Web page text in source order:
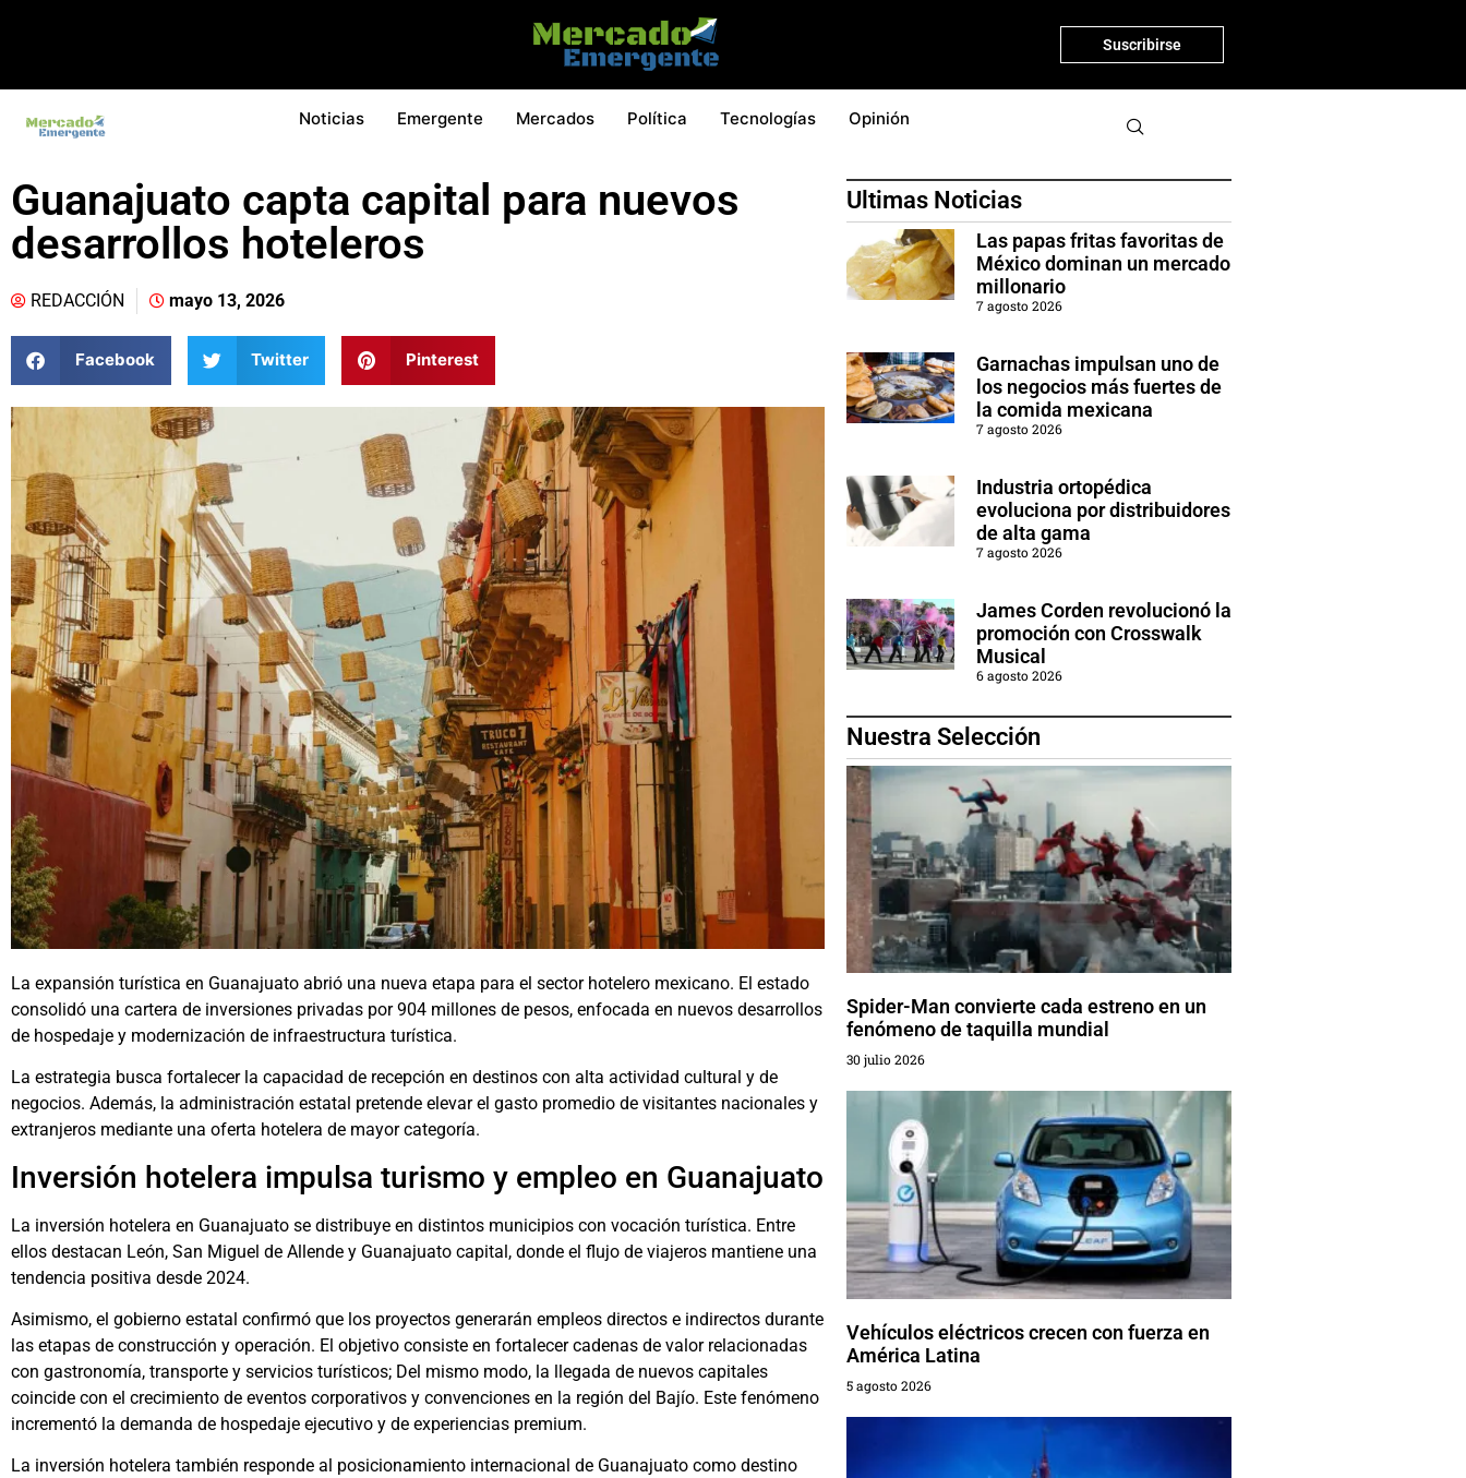
Suscribirse
Noticias Emergente Mercados Política Tecnologías Opinión
Guanajuato capta capital para nuevos
desarrollos hoteleros
REDACCIÓN mayo 13, 2026
Facebook Twitter Pinterest
La expansión turística en Guanajuato abrió una nueva etapa para el sector hotelero mexicano. El estado
consolidó una cartera de inversiones privadas por 904 millones de pesos, enfocada en nuevos desarrollos
de hospedaje y modernización de infraestructura turística.
La estrategia busca fortalecer la capacidad de recepción en destinos con alta actividad cultural y de
negocios. Además, la administración estatal pretende elevar el gasto promedio de visitantes nacionales y
extranjeros mediante una oferta hotelera de mayor categoría.
Inversión hotelera impulsa turismo y empleo en Guanajuato
La inversión hotelera en Guanajuato se distribuye en distintos municipios con vocación turística. Entre
ellos destacan León, San Miguel de Allende y Guanajuato capital, donde el flujo de viajeros mantiene una
tendencia positiva desde 2024.
Asimismo, el gobierno estatal confirmó que los proyectos generarán empleos directos e indirectos durante
las etapas de construcción y operación. El objetivo consiste en fortalecer cadenas de valor relacionadas
con gastronomía, transporte y servicios turísticos; Del mismo modo, la llegada de nuevos capitales
coincide con el crecimiento de eventos corporativos y convenciones en la región del Bajío. Este fenómeno
incrementó la demanda de hospedaje ejecutivo y de experiencias premium.
La inversión hotelera también responde al posicionamiento internacional de Guanajuato como destino
Ultimas Noticias
Las papas fritas favoritas de
México dominan un mercado
millonario
7 agosto 2026
Garnachas impulsan uno de
los negocios más fuertes de
la comida mexicana
7 agosto 2026
Industria ortopédica
evoluciona por distribuidores
de alta gama
7 agosto 2026
James Corden revolucionó la
promoción con Crosswalk
Musical
6 agosto 2026
Nuestra Selección
Spider-Man convierte cada estreno en un
fenómeno de taquilla mundial
30 julio 2026
Vehículos eléctricos crecen con fuerza en
América Latina
5 agosto 2026